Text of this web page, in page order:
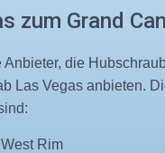
zum Grand
Anbieter, die
Las Vegas anbieten.
Rim